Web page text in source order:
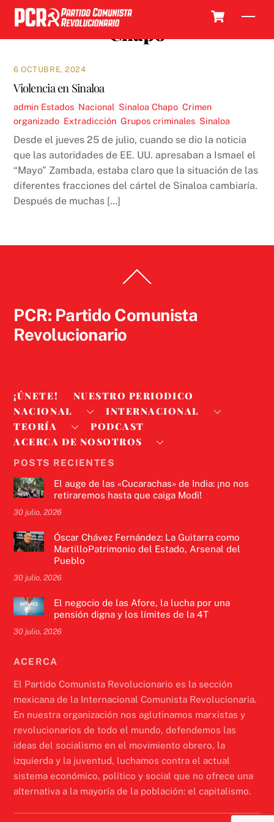
Skip
content
Chapo
6 OCTUBRE, 2024
Violencia en Sinaloa
admin Estados Nacional Sinaloa Chapo ,Crimen
organizado Extradicción ,Grupos criminales Sinaloa
Desde el jueves 25 de julio, cuando se dio la noticia
que las autoridades de EE. UU. apresaban a Ismael el
“Mayo” Zambada, estaba claro que la situación de las
diferentes fracciones del cártel de Sinaloa cambiaría.
Después de muchas […]
To
PCR: Partido Comunista
Revolucionario
¡ÚNETE!
NUESTRO PERIODICO
NACIONAL
INTERNACIONAL
TEORÍA
PODCAST
ACERCA DE NOSOTROS
POSTS RECIENTES
El auge de las «Cucarachas» de India: ¡no nos
retiraremos hasta que caiga Modi!
30 julio, 2026
Óscar Chávez Fernández: La Guitarra como
MartilloPatrimonio del Estado, Arsenal del
Pueblo
30 julio, 2026
El negocio de las Afore, la lucha por una
pensión digna y los límites de la 4T
30 julio, 2026
ACERCA
El Partido Comunista Revolucionario es la sección
mexicana de la Internacional Comunista Revolucionaria.
En nuestra organización nos aglutinamos marxistas y
revolucionarios de todo el mundo, defendemos las
ideas del socialismo en el movimiento obrero, la
izquierda y la juventud, luchamos contra el actual
sistema económico, político y social que no ofrece una
alternativa a la mayoría de la población: el capitalismo.